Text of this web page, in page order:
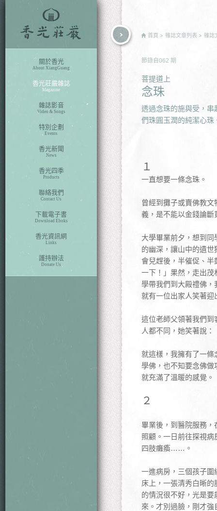
關於香光
About XiangGuang
香光莊嚴雜誌
Magazine
雜誌影音
Video & Songs
特別企劃
Events
香光新聞
News
香光四季
Products
聯絡我們
Contact Us
下載電子書
Download Eboks
香光資訊網
Links
護持辦法
Donate Us
首頁 雜誌文章列表 雜誌
節錄自 062 期
菩提道上
念珠
透過念珠的施與受，
們珠圓玉潤的純潔心
１
一直想要一條念珠。
曾經到攤子或賣佛教
義，是不能以金錢論斷
大學畢業前夕，想到
的幽深，讓山中的遺
會兒趕後，半催促、
一下！」果然，走出
學帶我們到大殿禮佛
就有一位出家人笑著
這位老師父領著我們
人都不同，她笑著說
就這樣，我擁有了一
學佛，也不知要念佛
就充滿了溫暖的感覺。
２
畢業後，到醫院服務
照顧。一日前往探視
四肢癱瘓……。
一進病房，三個孩子
床上，一張清秀白晰
的情況很不好，光是
來。才別過臉，剛才